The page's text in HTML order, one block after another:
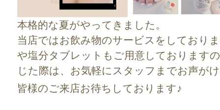
本格的な夏がやってきました。
当店ではお飲み物のサービスをしており
や塩分タブレットもご用意しております
じた際は、お気軽にスタッフまでお声が
皆様のご来店お待ちしております♪